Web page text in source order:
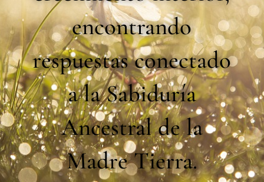
encontrando
respuestas conectado
a la Sabiduría
Ancestral de la
Madre Tierra.